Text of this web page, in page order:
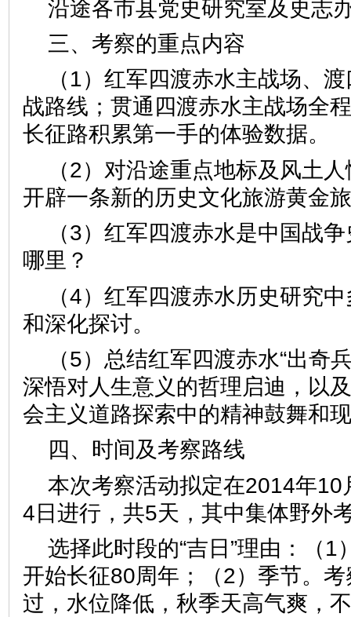
沿途各市县党史研究室及史志
三、考察的重点内容
（1）红军四渡赤水主战场、
战路线；贯通四渡赤水主战场全
长征路积累第一手的体验数据。
（2）对沿途重点地标及风土
开辟一条新的历史文化旅游黄金
（3）红军四渡赤水是中国战
哪里？
（4）红军四渡赤水历史研究
和深化探讨。
（5）总结红军四渡赤水“出奇
深悟对人生意义的哲理启迪，以
会主义道路探索中的精神鼓舞和
四、时间及考察路线
本次考察活动拟定在2014年10
4日进行，共5天，其中集体野外
选择此时段的“吉日”理由：（1
开始长征80周年；（2）季节。
过，水位降低，秋季天高气爽，